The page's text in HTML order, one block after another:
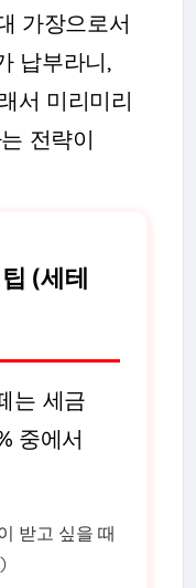
가장으로서
납부라니,
서 미리미리
전략이
(세테
는 세금
중에서
받고 싶을 때